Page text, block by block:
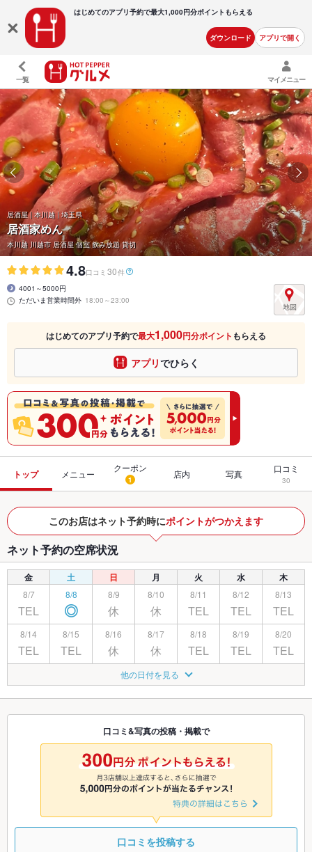
はじめてのアプリ予約で最大1,000円分ポイントもらえる
ダウンロード アプリで開く
一覧 マイメニュー
居酒屋 | 本川越 | 埼玉県
居酒家めん
本川越 川越市 居酒屋 個室 飲み放題 貸切
4.8口コミ 30件
4001～5000円
ただいま営業時間外 18:00～23:00
はじめてのアプリ予約で最大1,000円分ポイント もらえる
アプリでひらく
トップ メニュー
クーポン
1 店内 写真 口コミ
30
このお店はネット予約時にポイントがつかえます
ネット予約の空席状況
金 土 日 月 火 水 木
8/7
TEL
8/8
◎
8/9
休
8/10
休
8/11
TEL
8/12
TEL
8/13
TEL
8/14
TEL
8/15
TEL
8/16
休
8/17
休
8/18
TEL
8/19
TEL
8/20
TEL
TEL TEL
8/23
休
8/24
休
8/25
TEL TEL TEL
8/28 8/29 8/30
休
8/31
休
9/1
TEL
9/2 9/3
TEL
9/6
休 休 TEL TEL
他の日付を見る
口コミ&写真の投稿・掲載で
口コミを投稿する